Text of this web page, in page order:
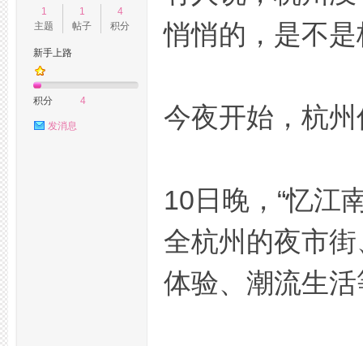
1
主题
1
帖子
4
积分
新手上路
积分 4
发消息
悄悄的，是不
今夜开始，杭州
10日晚，“忆江
全杭州的夜市
体验、潮流生